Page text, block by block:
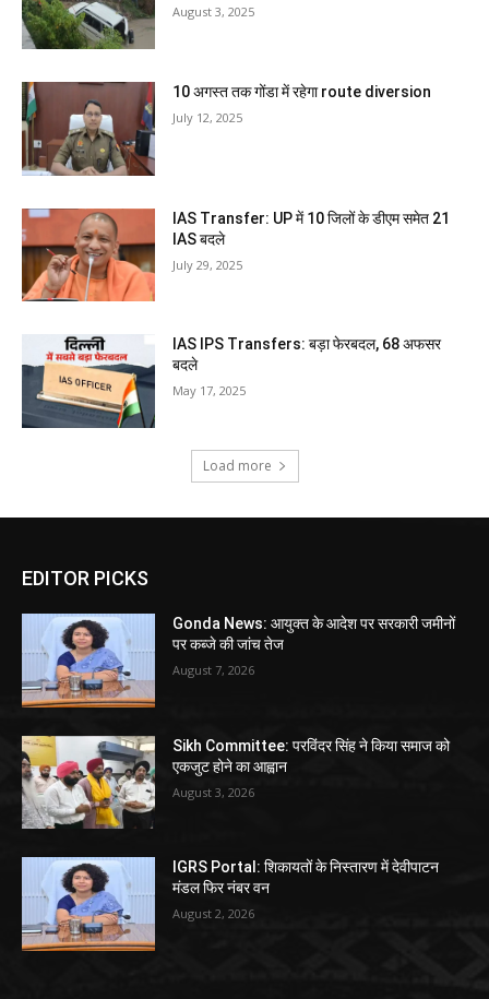
August 3, 2025
10 अगस्त तक गोंडा में रहेगा route diversion
July 12, 2025
IAS Transfer: UP में 10 जिलों के डीएम समेत 21
IAS बदले
July 29, 2025
IAS IPS Transfers: बड़ा फेरबदल, 68 अफसर
बदले
May 17, 2025
Load more
EDITOR PICKS
Gonda News: आयुक्त के आदेश पर सरकारी जमीनों
पर कब्जे की जांच तेज
August 7, 2026
Sikh Committee: परविंदर सिंह ने किया समाज को
एकजुट होने का आह्वान
August 3, 2026
IGRS Portal: शिकायतों के निस्तारण में देवीपाटन
मंडल फिर नंबर वन
August 2, 2026